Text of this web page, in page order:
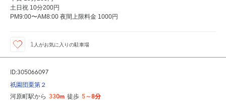
土日祝 10分200円
PM9:00〜AM8:00 夜間上限料金 1000円
1 人がお気に入りの駐車場
ID:305066097
祇園団栗第２
河原町駅から 330m 徒歩 5～8分